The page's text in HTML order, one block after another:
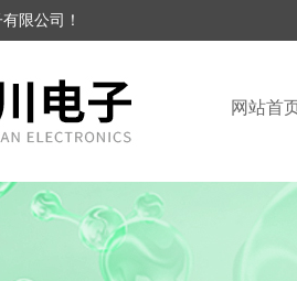
限公司！
网站首